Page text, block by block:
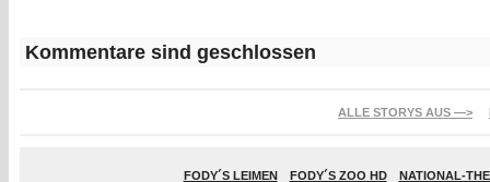
Kommentare sind geschlossen
ALLE STORYS AUS —>
FODY´S LEIMEN FODY´S ZOO HD
NATIONAL-